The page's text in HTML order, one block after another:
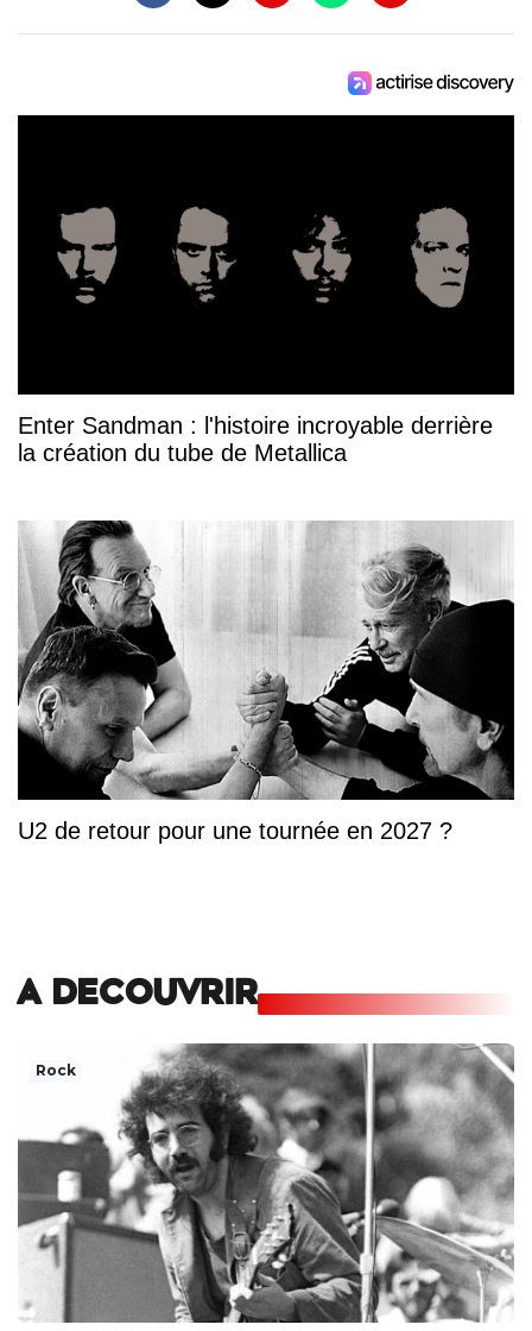
Enter Sandman : l'histoire incroyable derrière
la création du tube de Metallica
U2 de retour pour une tournée en 2027 ?
A DECOUVRIR
Rock